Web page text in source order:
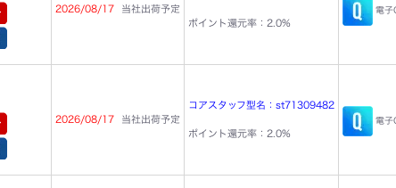
2026/08/17
当社出荷予定
ポイント還元率：2.0%
電子
2026/08/17
当社出荷予定
コアスタッフ型名：st71309482
ポイント還元率：2.0%
電子